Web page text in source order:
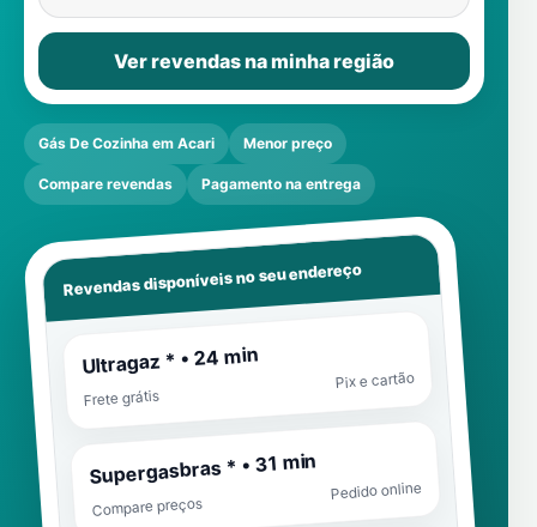
Ver revendas na minha região
Gás De Cozinha em Acari Menor preço
Compare revendas Pagamento na entrega
Revendas disponíveis no seu endereço
Ultragaz * • 24 min
Frete grátis
Pix e cartão
Supergasbras * • 31 min
Compare preços
Pedido online